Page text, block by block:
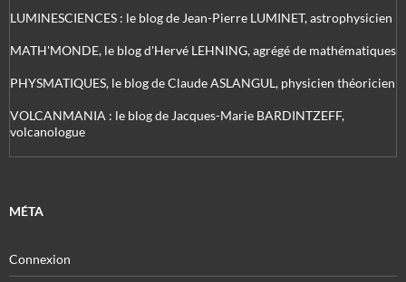
LUMINESCIENCES : le blog de Jean-Pierre LUMINET, astrophysicien
MATH'MONDE, le blog d'Hervé LEHNING, agrégé de mathématiques
PHYSMATIQUES, le blog de Claude ASLANGUL, physicien théoricien
VOLCANMANIA : le blog de Jacques-Marie BARDINTZEFF,
volcanologue
MÉTA
Connexion